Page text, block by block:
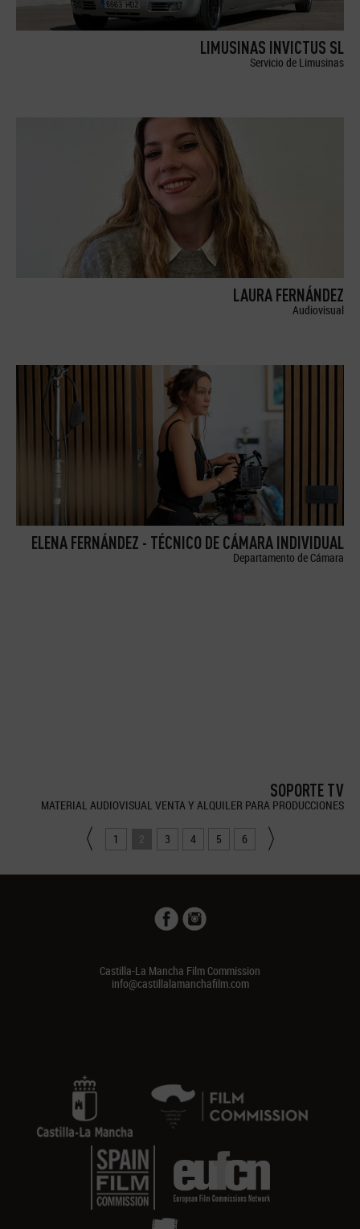
LIMUSINAS INVICTUS SL
Servicio de Limusinas
LAURA FERNÁNDEZ
Audiovisual
ELENA FERNÁNDEZ - TÉCNICO DE CÁMARA INDIVIDUAL
Departamento de Cámara
SOPORTE TV
MATERIAL AUDIOVISUAL VENTA Y ALQUILER PARA PRODUCCIONES
1 2 3 4 5 6
Castilla-La Mancha Film Commission
info@castillalamanchafilm.com